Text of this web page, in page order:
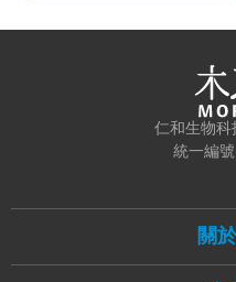
仁和生物科
統一編
關